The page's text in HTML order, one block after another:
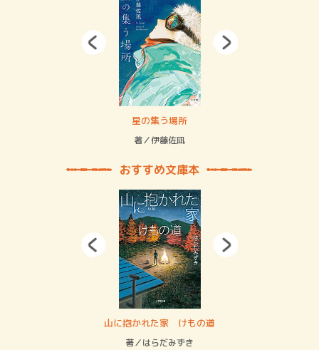
星の集う場所
著／伊藤佐凪
おすすめ文庫本
山に抱かれた家 けもの道
著／はらだみずき